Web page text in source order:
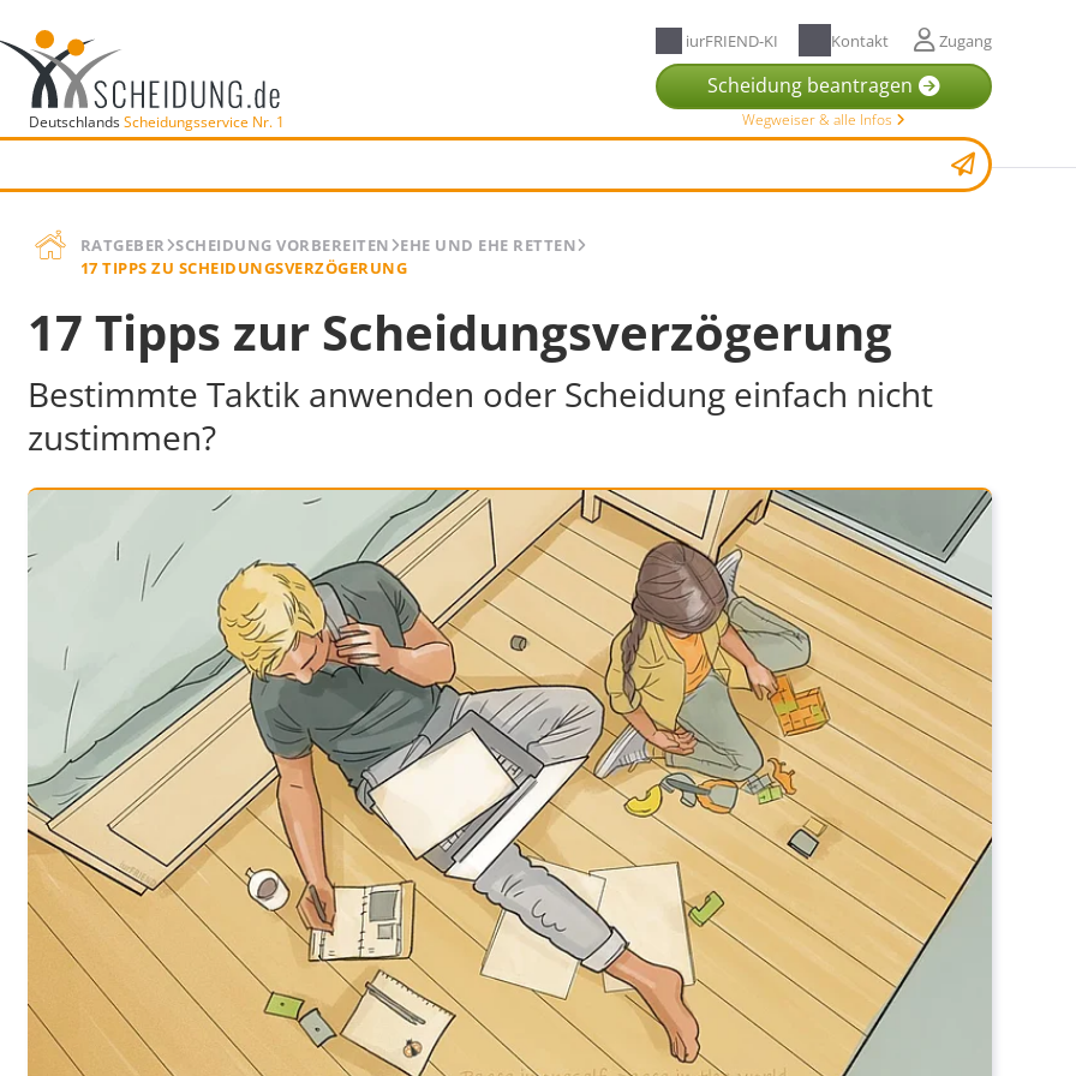
DeutschlandsScheidungsservice Nr. 1
iurFRIEND-KI Kontakt Zugang
Scheidung beantragen
Wegweiser & alle Infos
RATGEBER SCHEIDUNG VORBEREITEN
EHE UND EHE RETTEN
17 TIPPS ZU SCHEIDUNGSVERZÖGERUNG
17 Tipps zur Scheidungsverzögerung
Bestimmte Taktik anwenden oder Scheidung einfach nicht
zustimmen?